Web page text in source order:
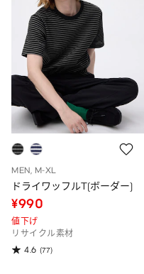
MEN, M-XL
ドライワッフルT(ボーダー)
¥990
値下げ
リサイクル素材
4.6 (77)